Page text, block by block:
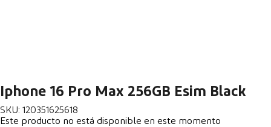
Iphone 16 Pro Max 256GB Esim Black
SKU: 120351625618
Este producto no está disponible en este momento